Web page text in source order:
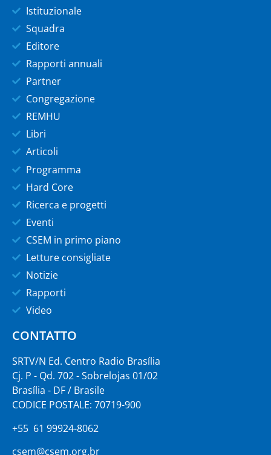
Istituzionale
Squadra
Editore
Rapporti annuali
Partner
Congregazione
REMHU
Libri
Articoli
Programma
Hard Core
Ricerca e progetti
Eventi
CSEM in primo piano
Letture consigliate
Notizie
Rapporti
Video
CONTATTO
SRTV/N Ed. Centro Radio Brasília
Cj. P - Qd. 702 - Sobrelojas 01/02
Brasília - DF / Brasile
CODICE POSTALE: 70719-900
+55 61 99924-8062
csem@csem.org.br